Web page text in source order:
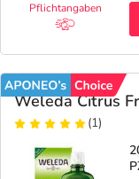
Pflichtangaben
Weleda Citrus
(1)